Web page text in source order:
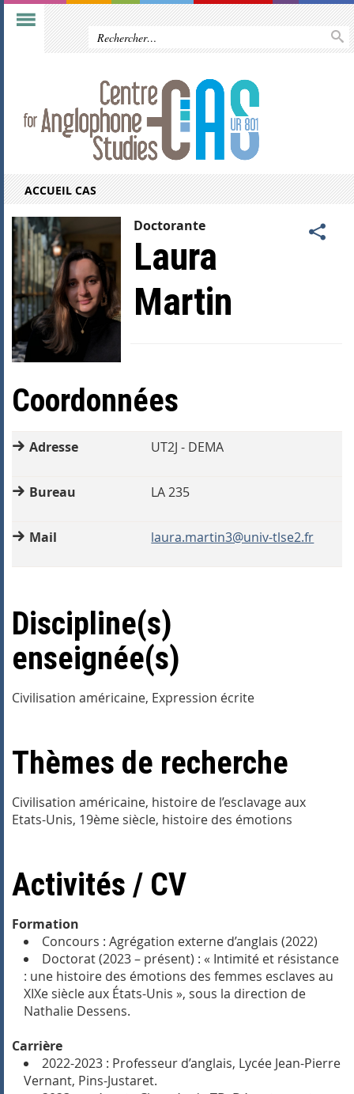
ACCUEIL CAS
Doctorante
Laura
Martin
Coordonnées
Adresse UT2J - DEMA
Bureau LA 235
Mail laura.martin3@univ-tlse2.fr
Discipline(s)
enseignée(s)
Civilisation américaine, Expression écrite
Thèmes de recherche
Civilisation américaine, histoire de l’esclavage aux
Etats-Unis, 19ème siècle, histoire des émotions
Activités / CV
Formation
Concours : Agrégation externe d’anglais (2022)
Doctorat (2023 – présent) : « Intimité et résistance
: une histoire des émotions des femmes esclaves au
XIXe siècle aux États-Unis », sous la direction de
Nathalie Dessens.
Carrière
2022-2023 : Professeur d’anglais, Lycée Jean-Pierre
Vernant, Pins-Justaret.